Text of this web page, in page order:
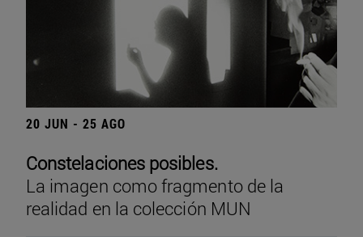
20 JUN - 25 AGO
Constelaciones posibles.
La imagen como fragmento de la
realidad en la colección MUN